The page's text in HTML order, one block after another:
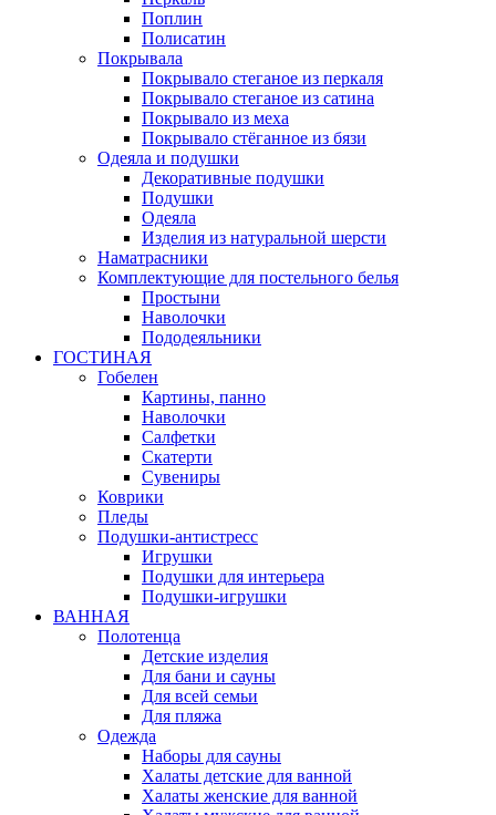
Поплин
Полисатин
Покрывала
Покрывало стеганое из перкаля
Покрывало стеганое из сатина
Покрывало из меха
Покрывало стёганное из бязи
Одеяла и подушки
Декоративные подушки
Подушки
Одеяла
Изделия из натуральной шерсти
Наматраcники
Комплектующие для постельного белья
Простыни
Наволочки
Пододеяльники
ГОСТИНАЯ
Гобелен
Картины, панно
Наволочки
Салфетки
Скатерти
Сувениры
Коврики
Пледы
Подушки-антистресс
Игрушки
Подушки для интерьера
Подушки-игрушки
ВАННАЯ
Полотенца
Детские изделия
Для бани и сауны
Для всей семьи
Для пляжа
Одежда
Наборы для сауны
Халаты детские для ванной
Халаты женские для ванной